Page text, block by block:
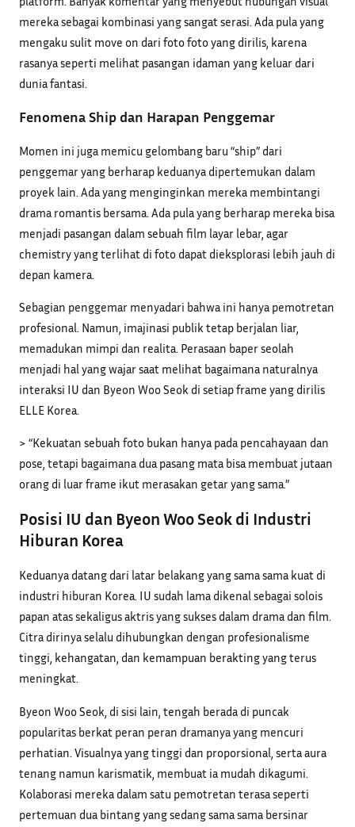
mereka sebagai kombinasi yang sangat serasi. Ada pula yang
mengaku sulit move on dari foto foto yang dirilis, karena
rasanya seperti melihat pasangan idaman yang keluar dari
dunia fantasi.
Fenomena Ship dan Harapan Penggemar
Momen ini juga memicu gelombang baru “ship” dari
penggemar yang berharap keduanya dipertemukan dalam
proyek lain. Ada yang menginginkan mereka membintangi
drama romantis bersama. Ada pula yang berharap mereka bisa
menjadi pasangan dalam sebuah film layar lebar, agar
chemistry yang terlihat di foto dapat dieksplorasi lebih jauh di
depan kamera.
Sebagian penggemar menyadari bahwa ini hanya pemotretan
profesional. Namun, imajinasi publik tetap berjalan liar,
memadukan mimpi dan realita. Perasaan baper seolah
menjadi hal yang wajar saat melihat bagaimana naturalnya
interaksi IU dan Byeon Woo Seok di setiap frame yang dirilis
ELLE Korea.
> “Kekuatan sebuah foto bukan hanya pada pencahayaan dan
pose, tetapi bagaimana dua pasang mata bisa membuat jutaan
orang di luar frame ikut merasakan getar yang sama.”
Posisi IU dan Byeon Woo Seok di Industri
Hiburan Korea
Keduanya datang dari latar belakang yang sama sama kuat di
industri hiburan Korea. IU sudah lama dikenal sebagai solois
papan atas sekaligus aktris yang sukses dalam drama dan film.
Citra dirinya selalu dihubungkan dengan profesionalisme
tinggi, kehangatan, dan kemampuan berakting yang terus
meningkat.
Byeon Woo Seok, di sisi lain, tengah berada di puncak
popularitas berkat peran peran dramanya yang mencuri
perhatian. Visualnya yang tinggi dan proporsional, serta aura
tenang namun karismatik, membuat ia mudah dikagumi.
Kolaborasi mereka dalam satu pemotretan terasa seperti
pertemuan dua bintang yang sedang sama sama bersinar